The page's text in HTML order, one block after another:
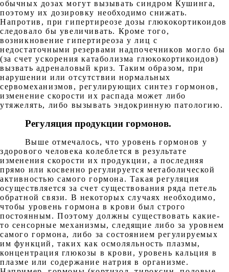
обычных дозах могут вызывать синдром Кушинга,
поэтому их дозировку необходимо снижать.
Напротив, при гипертиреозе дозы глюкокортикоидов
следовало бы увеличивать. Кроме того,
возникновение гипертиреоза у лиц с
недостаточными резервами надпочечников могло бы
(за счет ускорения катаболизма глюкокортикоидов)
вызвать адреналовый криз. Таким образом, при
нарушении или отсутствии нормальных
сервомеханизмов, регулирующих синтез гормонов,
изменение скорости их распада может либо
утяжелять, либо вызывать эндокринную патологию.
Регуляция продукции гормонов.
Выше отмечалось, что уровень гормонов у
здорового человека колеблется в результате
изменения скорости их продукции, а последняя
прямо или косвенно регулируется метаболической
активностью самого гормона. Такая регуляция
осуществляется за счет существования ряда петель
обратной связи. В некоторых случаях необходимо,
чтобы уровень гормона в крови был строго
постоянным. Поэтому должны существовать какие-
то сенсорные механизмы, следящие либо за уровнем
самого гормона, либо за состоянием регулируемых
им функций, таких как осмоляльность плазмы,
концентрация глюкозы в крови, уровень кальция в
плазме или содержание натрия в организме.